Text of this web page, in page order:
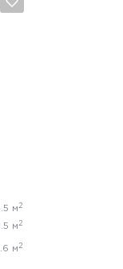
м 2
м 2
м 2